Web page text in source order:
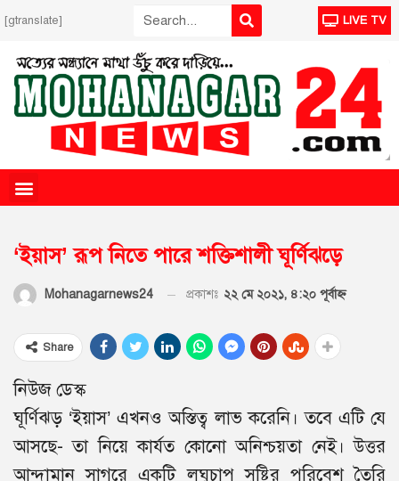
[gtranslate] LIVE TV
‘ইয়াস’ রূপ নিতে পারে শক্তিশালী ঘূর্ণিঝড়ে
Mohanagarnews24 প্রকাশঃ ২২ মে ২০২১, ৪:২০ পূর্বাহ্ণ
Share
নিউজ ডেস্ক
ঘূর্ণিঝড় ‘ইয়াস’ এখনও অস্তিত্ব লাভ করেনি। তবে এটি যে
আসছে- তা নিয়ে কার্যত কোনো অনিশ্চয়তা নেই। উত্তর
আন্দামান সাগরে একটি লঘুচাপ সৃষ্টির পরিবেশ তৈরি